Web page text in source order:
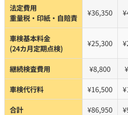
法定費用
重量税・印紙・自賠責
¥36,350
車検基本料金
(24カ月定期点検)
¥25,300
継続検査費用 ¥8,800
車検代行料
¥16,500
合計
¥86,950